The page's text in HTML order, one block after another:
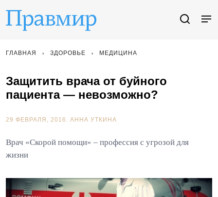
ГЛАВНАЯ ЗДОРОВЬЕ МЕДИЦИНА
Защитить врача от буйного
пациента — невозможно?
29 ФЕВРАЛЯ, 2016. АННА УТКИНА
Врач «Скорой помощи» – профессия с угрозой для
жизни